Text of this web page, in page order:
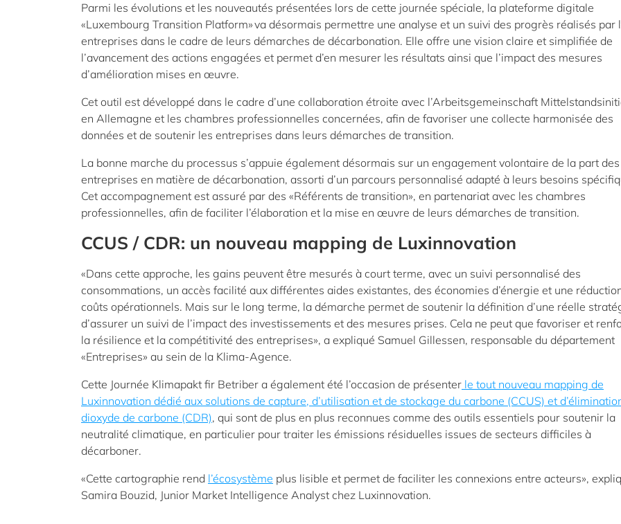
Parmi les évolutions et les nouveautés présentées lors de cette journée spéciale, la plateforme digitale
«Luxembourg Transition Platform» va désormais permettre une analyse et un suivi des progrès réalisés par
entreprises dans le cadre de leurs démarches de décarbonation. Elle offre une vision claire et simplifiée de
l’avancement des actions engagées et permet d’en mesurer les résultats ainsi que l’impact des mesures
d’amélioration mises en œuvre.
Cet outil est développé dans le cadre d’une collaboration étroite avec l’Arbeitsgemeinschaft
en Allemagne et les chambres professionnelles concernées, afin de favoriser une collecte harmonisée des
données et de soutenir les entreprises dans leurs démarches de transition.
La bonne marche du processus s’appuie également désormais sur un engagement volontaire de la part des
entreprises en matière de décarbonation, assorti d’un parcours personnalisé adapté à leurs besoins
Cet accompagnement est assuré par des «Référents de transition», en partenariat avec les chambres
professionnelles, afin de faciliter l’élaboration et la mise en œuvre de leurs démarches de transition.
CCUS / CDR: un nouveau mapping de Luxinnovation
«Dans cette approche, les gains peuvent être mesurés à court terme, avec un suivi personnalisé des
consommations, un accès facilité aux différentes aides existantes, des économies d’énergie et une
coûts opérationnels. Mais sur le long terme, la démarche permet de soutenir la définition d’une réelle
d’assurer un suivi de l’impact des investissements et des mesures prises. Cela ne peut que favoriser et
la résilience et la compétitivité des entreprises», a expliqué Samuel Gillessen, responsable du département
«Entreprises» au sein de la Klima-Agence.
Cette Journée Klimapakt fir Betriber a également été l’occasion de présenter le tout nouveau mapping de
Luxinnovation dédié aux solutions de capture, d’utilisation et de stockage du carbone (CCUS) et
dioxyde de carbone (CDR), qui sont de plus en plus reconnues comme des outils essentiels pour soutenir la
neutralité climatique, en particulier pour traiter les émissions résiduelles issues de secteurs difficiles à
décarboner.
«Cette cartographie rend l’écosystème plus lisible et permet de faciliter les connexions entre acteurs»,
Samira Bouzid, Junior Market Intelligence Analyst chez Luxinnovation.